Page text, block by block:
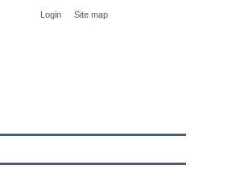
Site map
Login